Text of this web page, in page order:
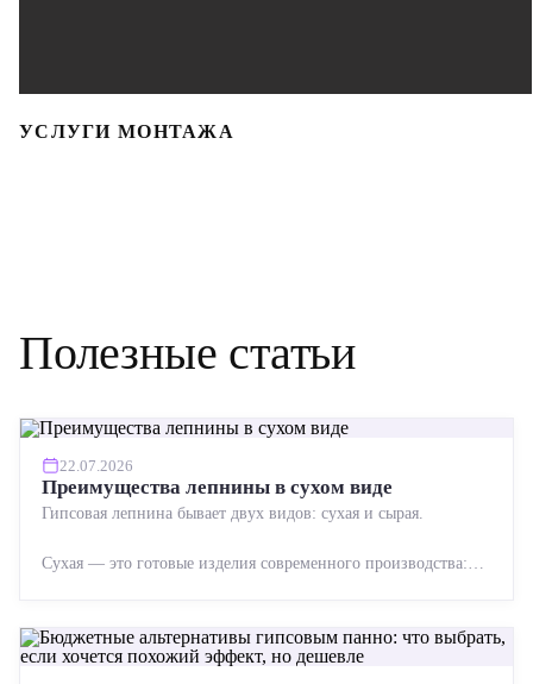
УСЛУГИ МОНТАЖА
Полезные статьи
22.07.2026
Преимущества лепнины в сухом виде
Гипсовая лепнина бывает двух видов: сухая и сырая.
Сухая — это готовые изделия современного производства: